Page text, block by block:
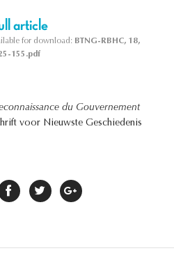
article
for download: BTNG-RBHC, 18,
155.pdf
du Gouvernement
voor Nieuwste Geschiedenis